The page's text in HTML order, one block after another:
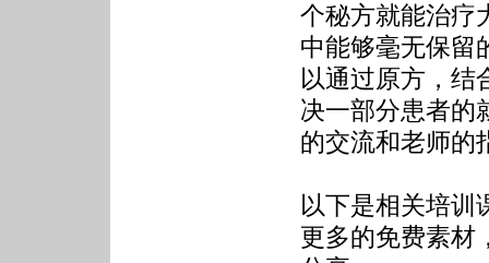
个秘方就能治疗
中能够毫无保留
以通过原方，结
决一部分患者的
的交流和老师的
以下是相关培训
更多的免费素材